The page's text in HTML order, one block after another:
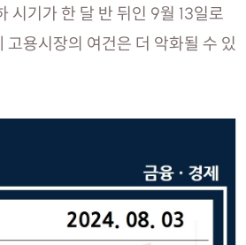
시기가 한 달 반 뒤인 9월 13일로
고용시장의 여건은 더 악화될 수 있